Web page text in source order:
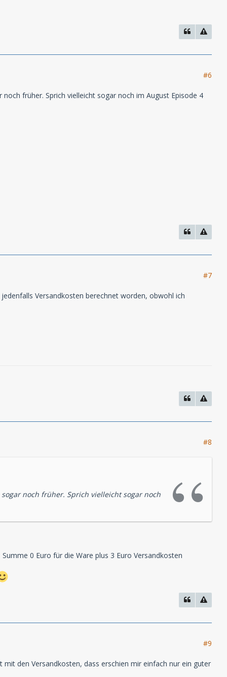
#6
früher. Sprich vielleicht sogar noch im August Episode 4
#7
Versandkosten berechnet worden, obwohl ich
#8
noch früher. Sprich vielleicht sogar noch
0 Euro für die Ware plus 3 Euro Versandkosten
#9
den Versandkosten, dass erschien mir einfach nur ein guter